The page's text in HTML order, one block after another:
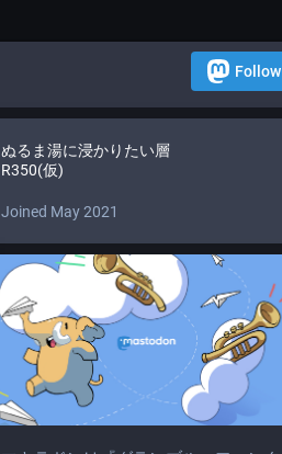
Follow
ぬるま湯に浸かりたい層
R350(仮)
Joined May 2021